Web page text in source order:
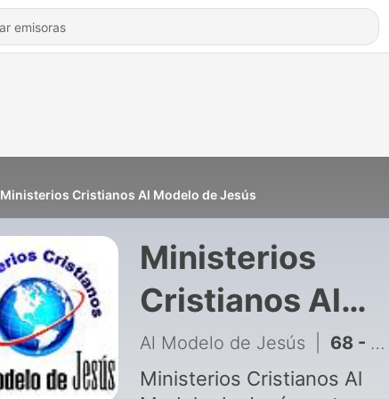
Ministerios Cristianos Al Modelo de Jesús
Ministerios
Cristianos Al
Modelo de Jesús
Al Modelo de Jesús 68 - ¿Mis frutos glorifican a Dios?
Ministerios Cristianos Al